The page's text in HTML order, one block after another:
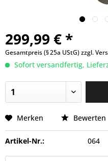
299,99 € *
Gesamtpreis (§ 25a UStG)zzgl.
Sofort versandfertig,
Merken Bewerten
Artikel-Nr.: 064